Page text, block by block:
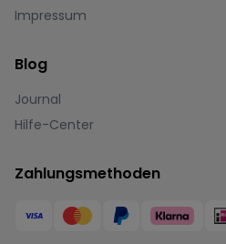
Impressum
Blog
Journal
Hilfe-Center
Zahlungsmethoden